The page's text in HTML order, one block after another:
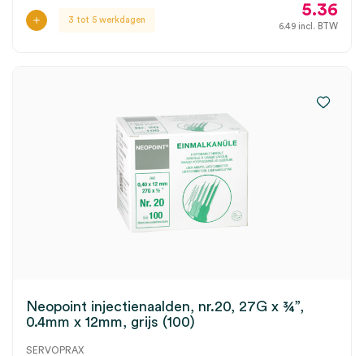
3 tot 5 werkdagen
5.36
6.49 incl. BTW
Neopoint injectienaalden, nr.20, 27G x ¾”,
0.4mm x 12mm, grijs (100)
SERVOPRAX